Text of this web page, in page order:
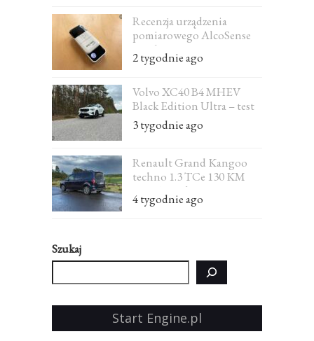
Recenzja urządzenia
pomiarowego AlcoSense
Excel
2 tygodnie ago
Volvo XC40 B4 MHEV
Black Edition Ultra – test
3 tygodnie ago
Renault Grand Kangoo
techno 1.3 TCe 130 KM
EDC 7-osobowe – test
4 tygodnie ago
Szukaj
Start Engine.pl